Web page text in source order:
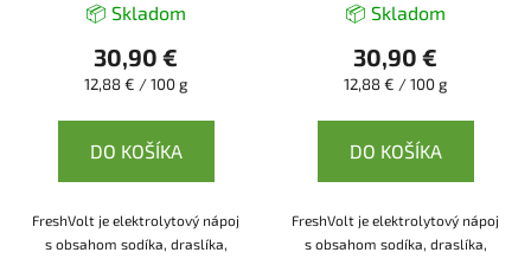
📦 Skladom
30,90 €
Jednotková
12,88 € / 100 g
DO KOŠÍKA
FreshVolt je elektrolytový nápoj
s obsahom sodíka, draslíka,
📦 Skladom
30,90 €
Jednotková
12,88 € / 100 g
DO KOŠÍKA
FreshVolt je elektrolytový nápoj
s obsahom sodíka, draslíka,